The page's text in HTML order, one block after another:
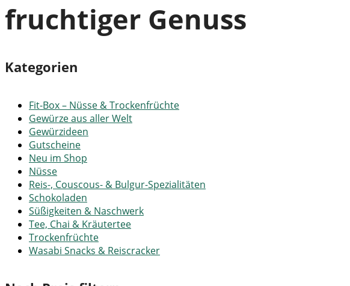
fruchtiger Genuss
Kategorien
Fit-Box – Nüsse & Trockenfrüchte
Gewürze aus aller Welt
Gewürzideen
Gutscheine
Neu im Shop
Nüsse
Reis-, Couscous- & Bulgur-Spezialitäten
Schokoladen
Süßigkeiten & Naschwerk
Tee, Chai & Kräutertee
Trockenfrüchte
Wasabi Snacks & Reiscracker